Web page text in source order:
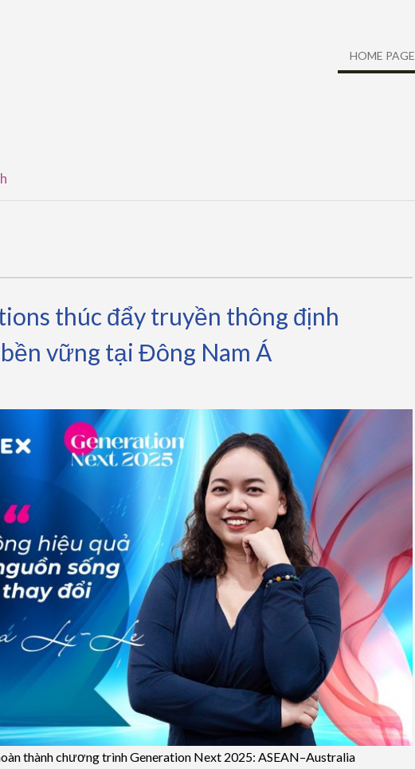
HOME PAGE
thúc đẩy truyền thông định
vững tại Đông Nam Á
thành chương trình Generation Next 2025: ASEAN–Australia